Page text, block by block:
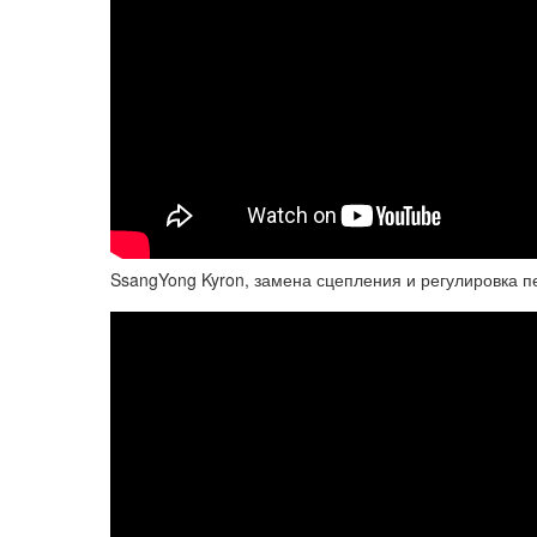
SsangYong Kyron, замена сцепления и регулировка